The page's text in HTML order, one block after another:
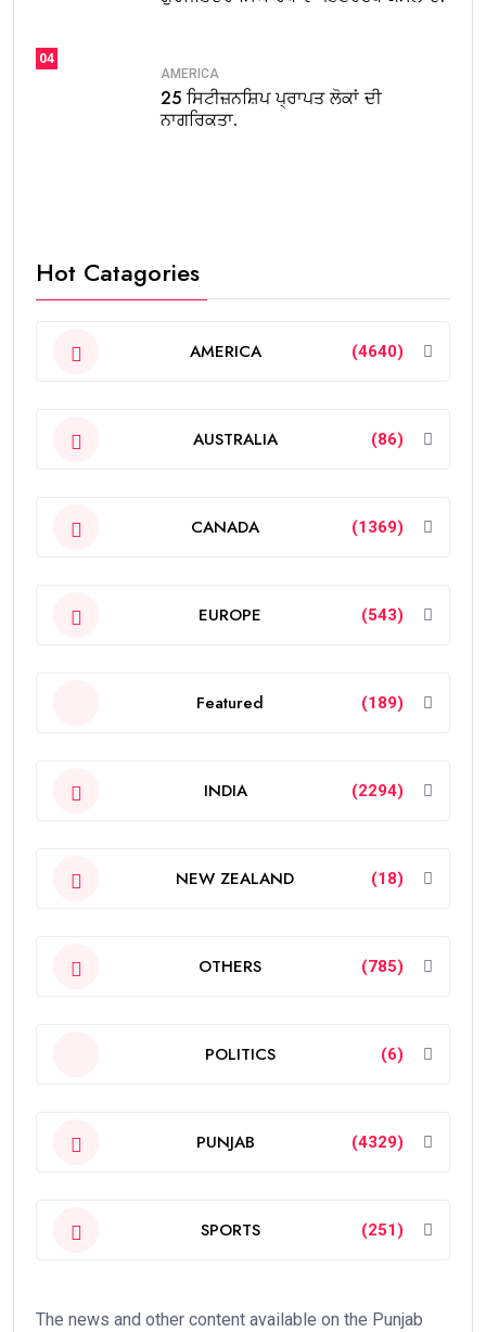
04
AMERICA
25 ਸਿਟੀਜ਼ਨਸ਼ਿਪ ਪ੍ਰਾਪਤ ਲੋਕਾਂ ਦੀ
ਨਾਗਰਿਕਤਾ.
Hot Catagories
AMERICA (4640)
AUSTRALIA (86)
CANADA (1369)
EUROPE (543)
Featured (189)
INDIA (2294)
NEW ZEALAND (18)
OTHERS (785)
POLITICS (6)
PUNJAB (4329)
SPORTS (251)
The news and other content available on the Punjab